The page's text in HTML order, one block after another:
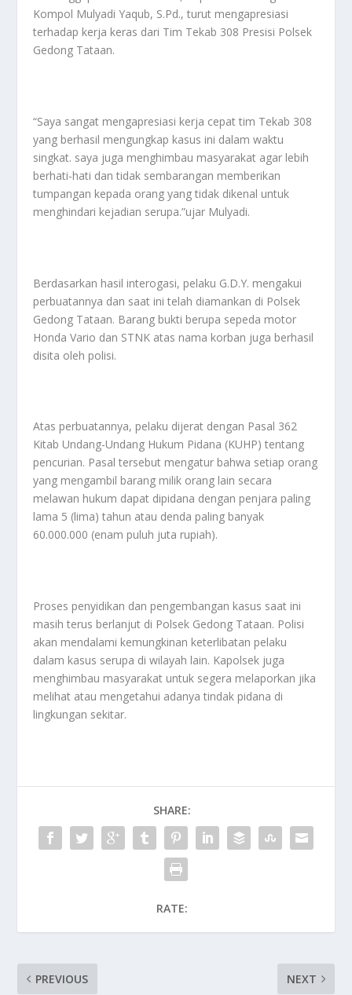
Kompol Mulyadi Yaqub, S.Pd., turut mengapresiasi
terhadap kerja keras dari Tim Tekab 308 Presisi Polsek
Gedong Tataan.
“Saya sangat mengapresiasi kerja cepat tim Tekab 308
yang berhasil mengungkap kasus ini dalam waktu
singkat. saya juga menghimbau masyarakat agar lebih
berhati-hati dan tidak sembarangan memberikan
tumpangan kepada orang yang tidak dikenal untuk
menghindari kejadian serupa.”ujar Mulyadi.
Berdasarkan hasil interogasi, pelaku G.D.Y. mengakui
perbuatannya dan saat ini telah diamankan di Polsek
Gedong Tataan. Barang bukti berupa sepeda motor
Honda Vario dan STNK atas nama korban juga berhasil
disita oleh polisi.
Atas perbuatannya, pelaku dijerat dengan Pasal 362
Kitab Undang-Undang Hukum Pidana (KUHP) tentang
pencurian. Pasal tersebut mengatur bahwa setiap orang
yang mengambil barang milik orang lain secara
melawan hukum dapat dipidana dengan penjara paling
lama 5 (lima) tahun atau denda paling banyak
60.000.000 (enam puluh juta rupiah).
Proses penyidikan dan pengembangan kasus saat ini
masih terus berlanjut di Polsek Gedong Tataan. Polisi
akan mendalami kemungkinan keterlibatan pelaku
dalam kasus serupa di wilayah lain. Kapolsek juga
menghimbau masyarakat untuk segera melaporkan jika
melihat atau mengetahui adanya tindak pidana di
lingkungan sekitar.
SHARE:
RATE:
PREVIOUS NEXT